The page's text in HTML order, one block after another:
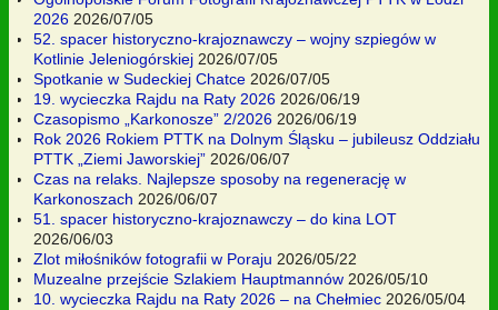
2026 2026/07/05
52. spacer historyczno-krajoznawczy – wojny szpiegów w
Kotlinie Jeleniogórskiej 2026/07/05
Spotkanie w Sudeckiej Chatce 2026/07/05
19. wycieczka Rajdu na Raty 2026 2026/06/19
Czasopismo „Karkonosze” 2/2026 2026/06/19
Rok 2026 Rokiem PTTK na Dolnym Śląsku – jubileusz Oddziału
PTTK „Ziemi Jaworskiej” 2026/06/07
Czas na relaks. Najlepsze sposoby na regenerację w
Karkonoszach 2026/06/07
51. spacer historyczno-krajoznawczy – do kina LOT
2026/06/03
Zlot miłośników fotografii w Poraju 2026/05/22
Muzealne przejście Szlakiem Hauptmannów 2026/05/10
10. wycieczka Rajdu na Raty 2026 – na Chełmiec 2026/05/04